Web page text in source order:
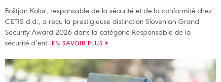
Boštjan Kolar, responsable de la sécurité et de la conformité chez
CETIS d.d., a reçu la prestigieuse distinction Slovenian Grand
Security Award 2026 dans la catégorie Responsable de la
sécurité d’ent
EN SAVOIR PLUS